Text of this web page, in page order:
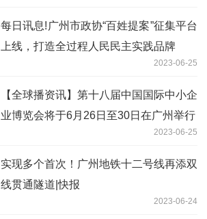
每日讯息!广州市政协“百姓提案”征集平台
上线，打造全过程人民民主实践品牌
2023-06-25
【全球播资讯】第十八届中国国际中小企
业博览会将于6月26日至30日在广州举行
2023-06-25
实现多个首次！广州地铁十二号线再添双
线贯通隧道|快报
2023-06-24